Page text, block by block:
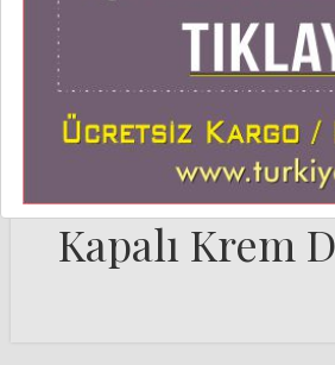
KRAFT
Admin
Mayıs 03,
Leyla Doğan
Kapalı Krem